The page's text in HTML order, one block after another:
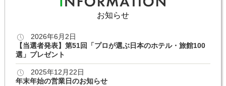
お知らせ
2026年6月2日
【当選者発表】第51回「プロが選ぶ日本のホテル・旅館100
選」プレゼント
2025年12月22日
年末年始の営業日のお知らせ